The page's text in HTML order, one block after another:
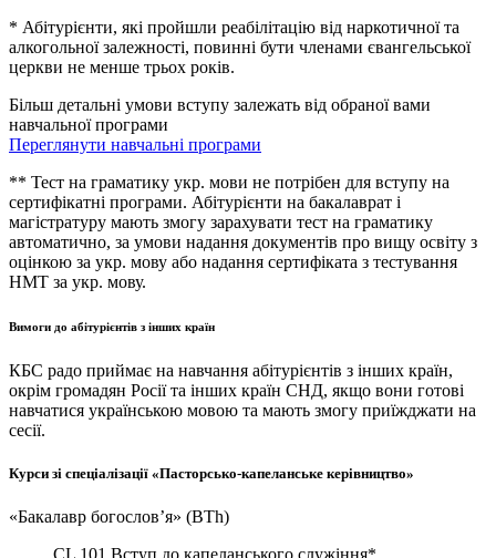
* Абітурієнти, які пройшли реабілітацію від наркотичної та
алкогольної залежності, повинні бути членами євангельської
церкви не менше трьох років.
Більш детальні умови вступу залежать від обраної вами
навчальної програми
Переглянути навчальні програми
** Тест на граматику укр. мови не потрібен для вступу на
сертифікатні програми. Абітурієнти на бакалаврат і
магістратуру мають змогу зарахувати тест на граматику
автоматично, за умови надання документів про вищу освіту з
оцінкою за укр. мову або надання сертифіката з тестування
НМТ за укр. мову.
Вимоги до абітурієнтів з інших країн
КБС радо приймає на навчання абітурієнтів з інших країн,
окрім громадян Росії та інших країн СНД, якщо вони готові
навчатися українською мовою та мають змогу приїжджати на
сесії.
Курси зі спеціалізації «Пасторсько-капеланське керівництво»
«Бакалавр богословʼя» (BTh)